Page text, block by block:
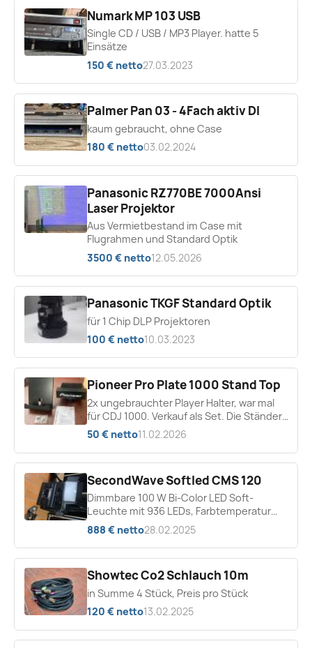
Numark MP 103 USB
Single CD / USB / MP3 Player. hatte 5
Einsätze
150 € netto27.03.2023
Palmer Pan 03 - 4Fach aktiv DI
kaum gebraucht, ohne Case
180 € netto03.02.2024
Panasonic RZ770BE 7000Ansi
Laser Projektor
Aus Vermietbestand im Case mit
Flugrahmen und Standard Optik
3500 € netto12.05.2026
Panasonic TKGF Standard Optik
für 1 Chip DLP Projektoren
100 € netto10.03.2023
Pioneer Pro Plate 1000 Stand Top
2x ungebrauchter Player Halter, war mal
für CDJ 1000. Verkauf als Set. Die Ständer
sind nicht dabei
50 € netto11.02.2026
SecondWave Softled CMS 120
Dimmbare 100 W Bi-Color LED Soft-
Leuchte mit 936 LEDs, Farbtemperatur
3200 K bis 5600 K, (CRI> 96), ca. 3000 Lux
(1 m), DMX steuerbar,...
888 € netto28.02.2025
Showtec Co2 Schlauch 10m
in Summe 4 Stück, Preis pro Stück
120 € netto13.02.2025